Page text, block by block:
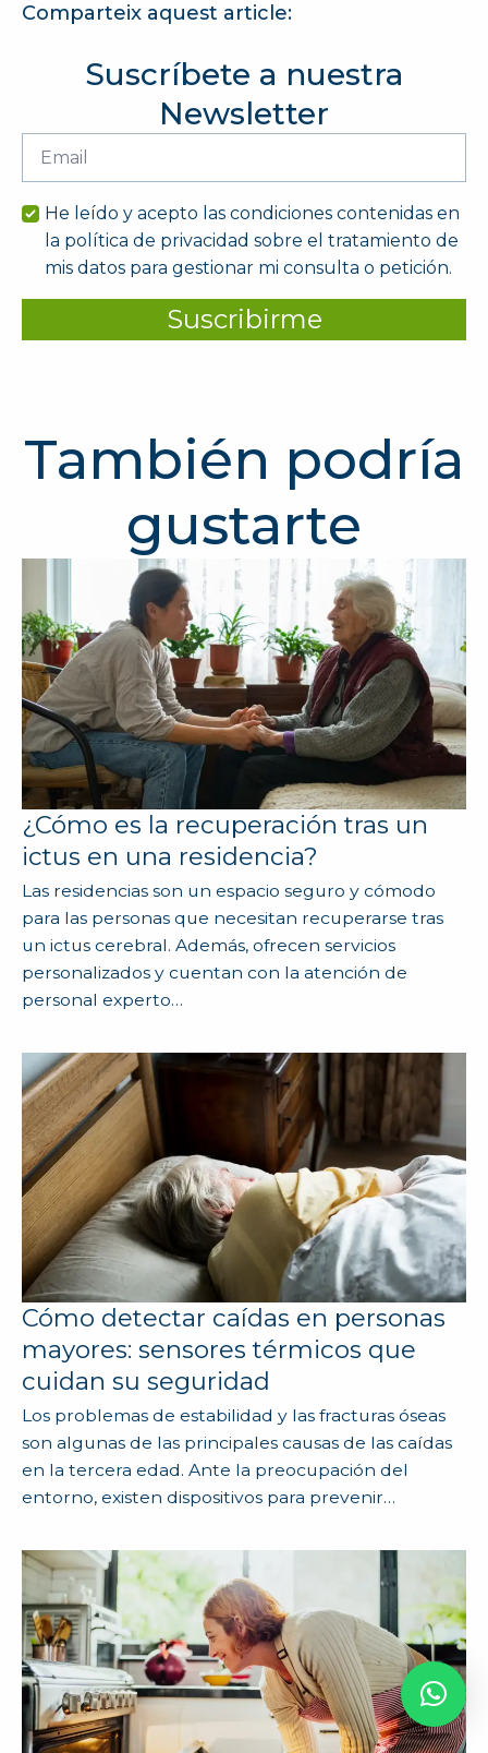
Comparteix aquest article:
Suscríbete a nuestra
Newsletter
Email
He leído y acepto las condiciones contenidas en
la política de privacidad sobre el tratamiento de
mis datos para gestionar mi consulta o petición.
Suscribirme
También podría
gustarte
¿Cómo es la recuperación tras un
ictus en una residencia?
Las residencias son un espacio seguro y cómodo
para las personas que necesitan recuperarse tras
un ictus cerebral. Además, ofrecen servicios
personalizados y cuentan con la atención de
personal experto…
Cómo detectar caídas en personas
mayores: sensores térmicos que
cuidan su seguridad
Los problemas de estabilidad y las fracturas óseas
son algunas de las principales causas de las caídas
en la tercera edad. Ante la preocupación del
entorno, existen dispositivos para prevenir…